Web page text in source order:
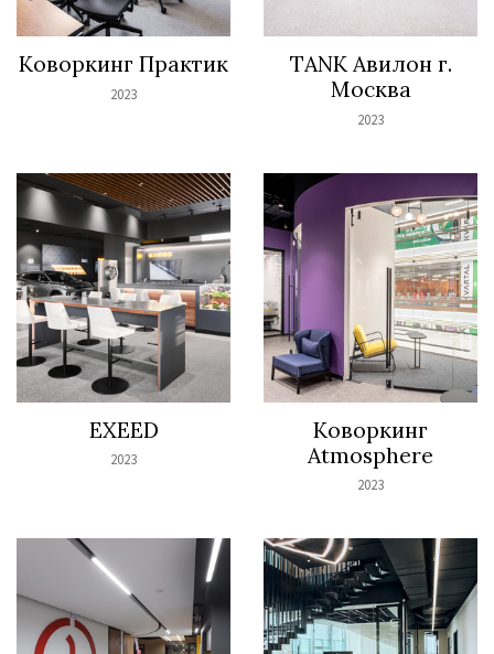
Коворкинг Практик
2023
TANK Авилон г.
Москва
2023
EXEED
2023
Коворкинг
Atmosphere
2023